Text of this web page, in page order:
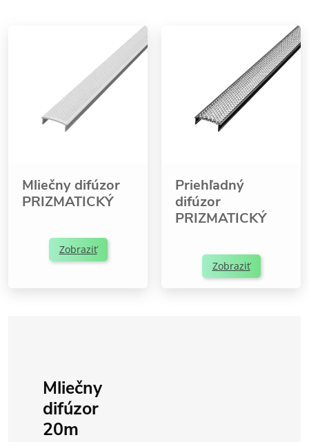
Mliečny difúzor
PRIZMATICKÝ
Zobraziť
Priehľadný
difúzor
PRIZMATICKÝ
Zobraziť
Mliečny
difúzor
20m